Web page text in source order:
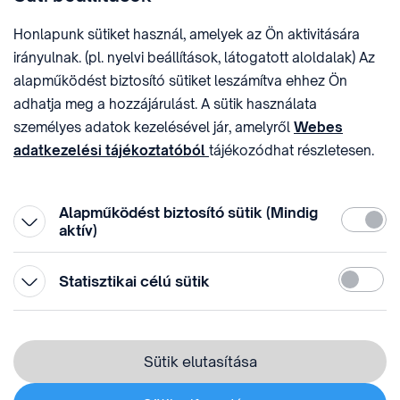
sztnh@hipo.gov.hu 15311746-2-42
CÍM
1081 Budapest II. János
Pál pápa tér 7.
HIVATAL RÖVID NEVE
SZTNHOPS, KRID:
174434905
KÖZÖSSÉGI MÉDIA
⁣ ⁣
Webes adatkezelési tájékoztató
Honlapunk sütiket használ, amelyek az Ön aktivitására
irányulnak. (pl. nyelvi beállítások, látogatott aloldalak) Az
alapműködést biztosító sütiket leszámítva ehhez Ön
adhatja meg a hozzájárulást. A sütik használata
személyes adatok kezelésével jár, amelyről Webes
adatkezelési tájékoztatóból tájékozódhat részletesen.
Alapműködést biztosító sütik (Mindig
aktív)
Statisztikai célú sütik
Sütik elutasítása